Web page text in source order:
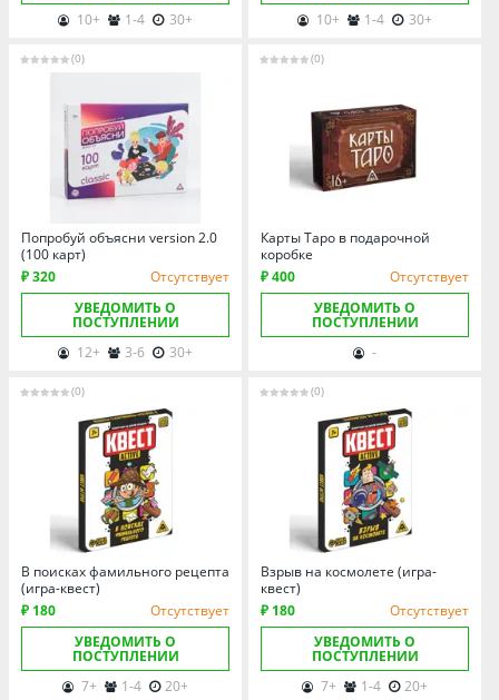
10+
1-4 30+
10+
1-4 30+
(0)
Попробуй объясни version 2.0
(100 карт)
₽ 320
Отсутствует
УВЕДОМИТЬ О
ПОСТУПЛЕНИИ
12+
3-6 30+
(0)
Карты Таро в подарочной
коробке
₽ 400
Отсутствует
УВЕДОМИТЬ О
ПОСТУПЛЕНИИ
-
(0)
В поисках фамильного рецепта
(игра-квест)
₽ 180
Отсутствует
УВЕДОМИТЬ О
ПОСТУПЛЕНИИ
7+
1-4 20+
(0)
Взрыв на космолете (игра-
квест)
₽ 180
Отсутствует
УВЕДОМИТЬ О
ПОСТУПЛЕНИИ
7+
1-4 20+